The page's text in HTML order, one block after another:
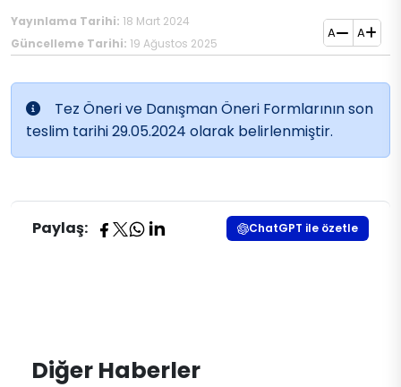
Yayınlama Tarihi: 18 Mart 2024
Güncelleme Tarihi: 19 Ağustos 2025
A A
Tez Öneri ve Danışman Öneri Fo​​rmlarının son
teslim tarihi 29.05.2024 olarak belirlenmiştir.
Paylaş: ChatGPT ile özetle
Diğer Haberler